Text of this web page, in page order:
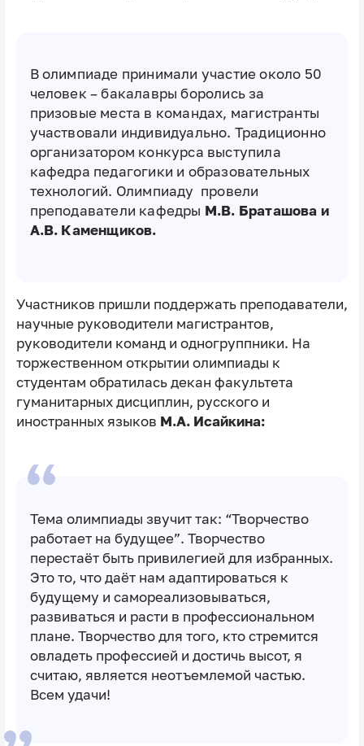
В олимпиаде принимали участие около 50
человек – бакалавры боролись за
призовые места в командах, магистранты
участвовали индивидуально. Традиционно
организатором конкурса выступила
кафедра педагогики и образовательных
технологий. Олимпиаду провели
преподаватели кафедры М.В. Браташова и
А.В. Каменщиков.
Участников пришли поддержать преподаватели,
научные руководители магистрантов,
руководители команд и одногруппники. На
торжественном открытии олимпиады к
студентам обратилась декан факультета
гуманитарных дисциплин, русского и
иностранных языков М.А. Исайкина:
Тема олимпиады звучит так: “Творчество
работает на будущее”. Творчество
перестаёт быть привилегией для избранных.
Это то, что даёт нам адаптироваться к
будущему и самореализовываться,
развиваться и расти в профессиональном
плане. Творчество для того, кто стремится
овладеть профессией и достичь высот, я
считаю, является неотъемлемой частью.
Всем удачи!